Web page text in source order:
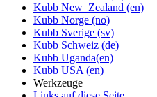
Kubb New_Zealand (en)
Kubb Norge (no)
Kubb Sverige (sv)
Kubb Schweiz (de)
Kubb Uganda(en)
Kubb USA (en)
Werkzeuge